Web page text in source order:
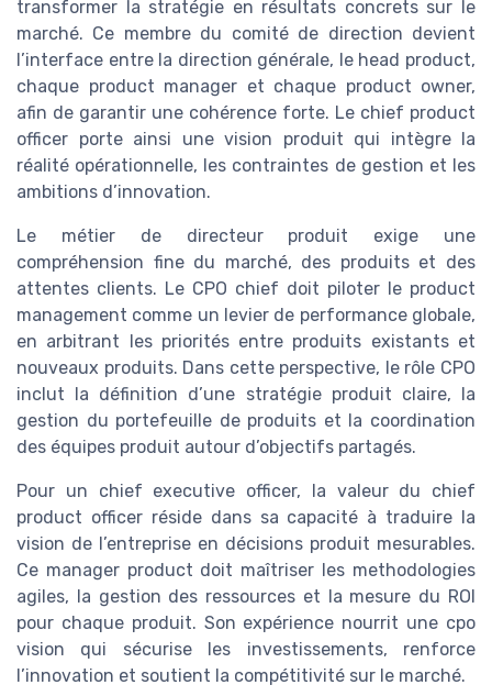
transformer la stratégie en résultats concrets sur le
marché. Ce membre du comité de direction devient
l’interface entre la direction générale, le head product,
chaque product manager et chaque product owner,
afin de garantir une cohérence forte. Le chief product
officer porte ainsi une vision produit qui intègre la
réalité opérationnelle, les contraintes de gestion et les
ambitions d’innovation.
Le métier de directeur produit exige une
compréhension fine du marché, des produits et des
attentes clients. Le CPO chief doit piloter le product
management comme un levier de performance globale,
en arbitrant les priorités entre produits existants et
nouveaux produits. Dans cette perspective, le rôle CPO
inclut la définition d’une stratégie produit claire, la
gestion du portefeuille de produits et la coordination
des équipes produit autour d’objectifs partagés.
Pour un chief executive officer, la valeur du chief
product officer réside dans sa capacité à traduire la
vision de l’entreprise en décisions produit mesurables.
Ce manager product doit maîtriser les methodologies
agiles, la gestion des ressources et la mesure du ROI
pour chaque produit. Son expérience nourrit une cpo
vision qui sécurise les investissements, renforce
l’innovation et soutient la compétitivité sur le marché.